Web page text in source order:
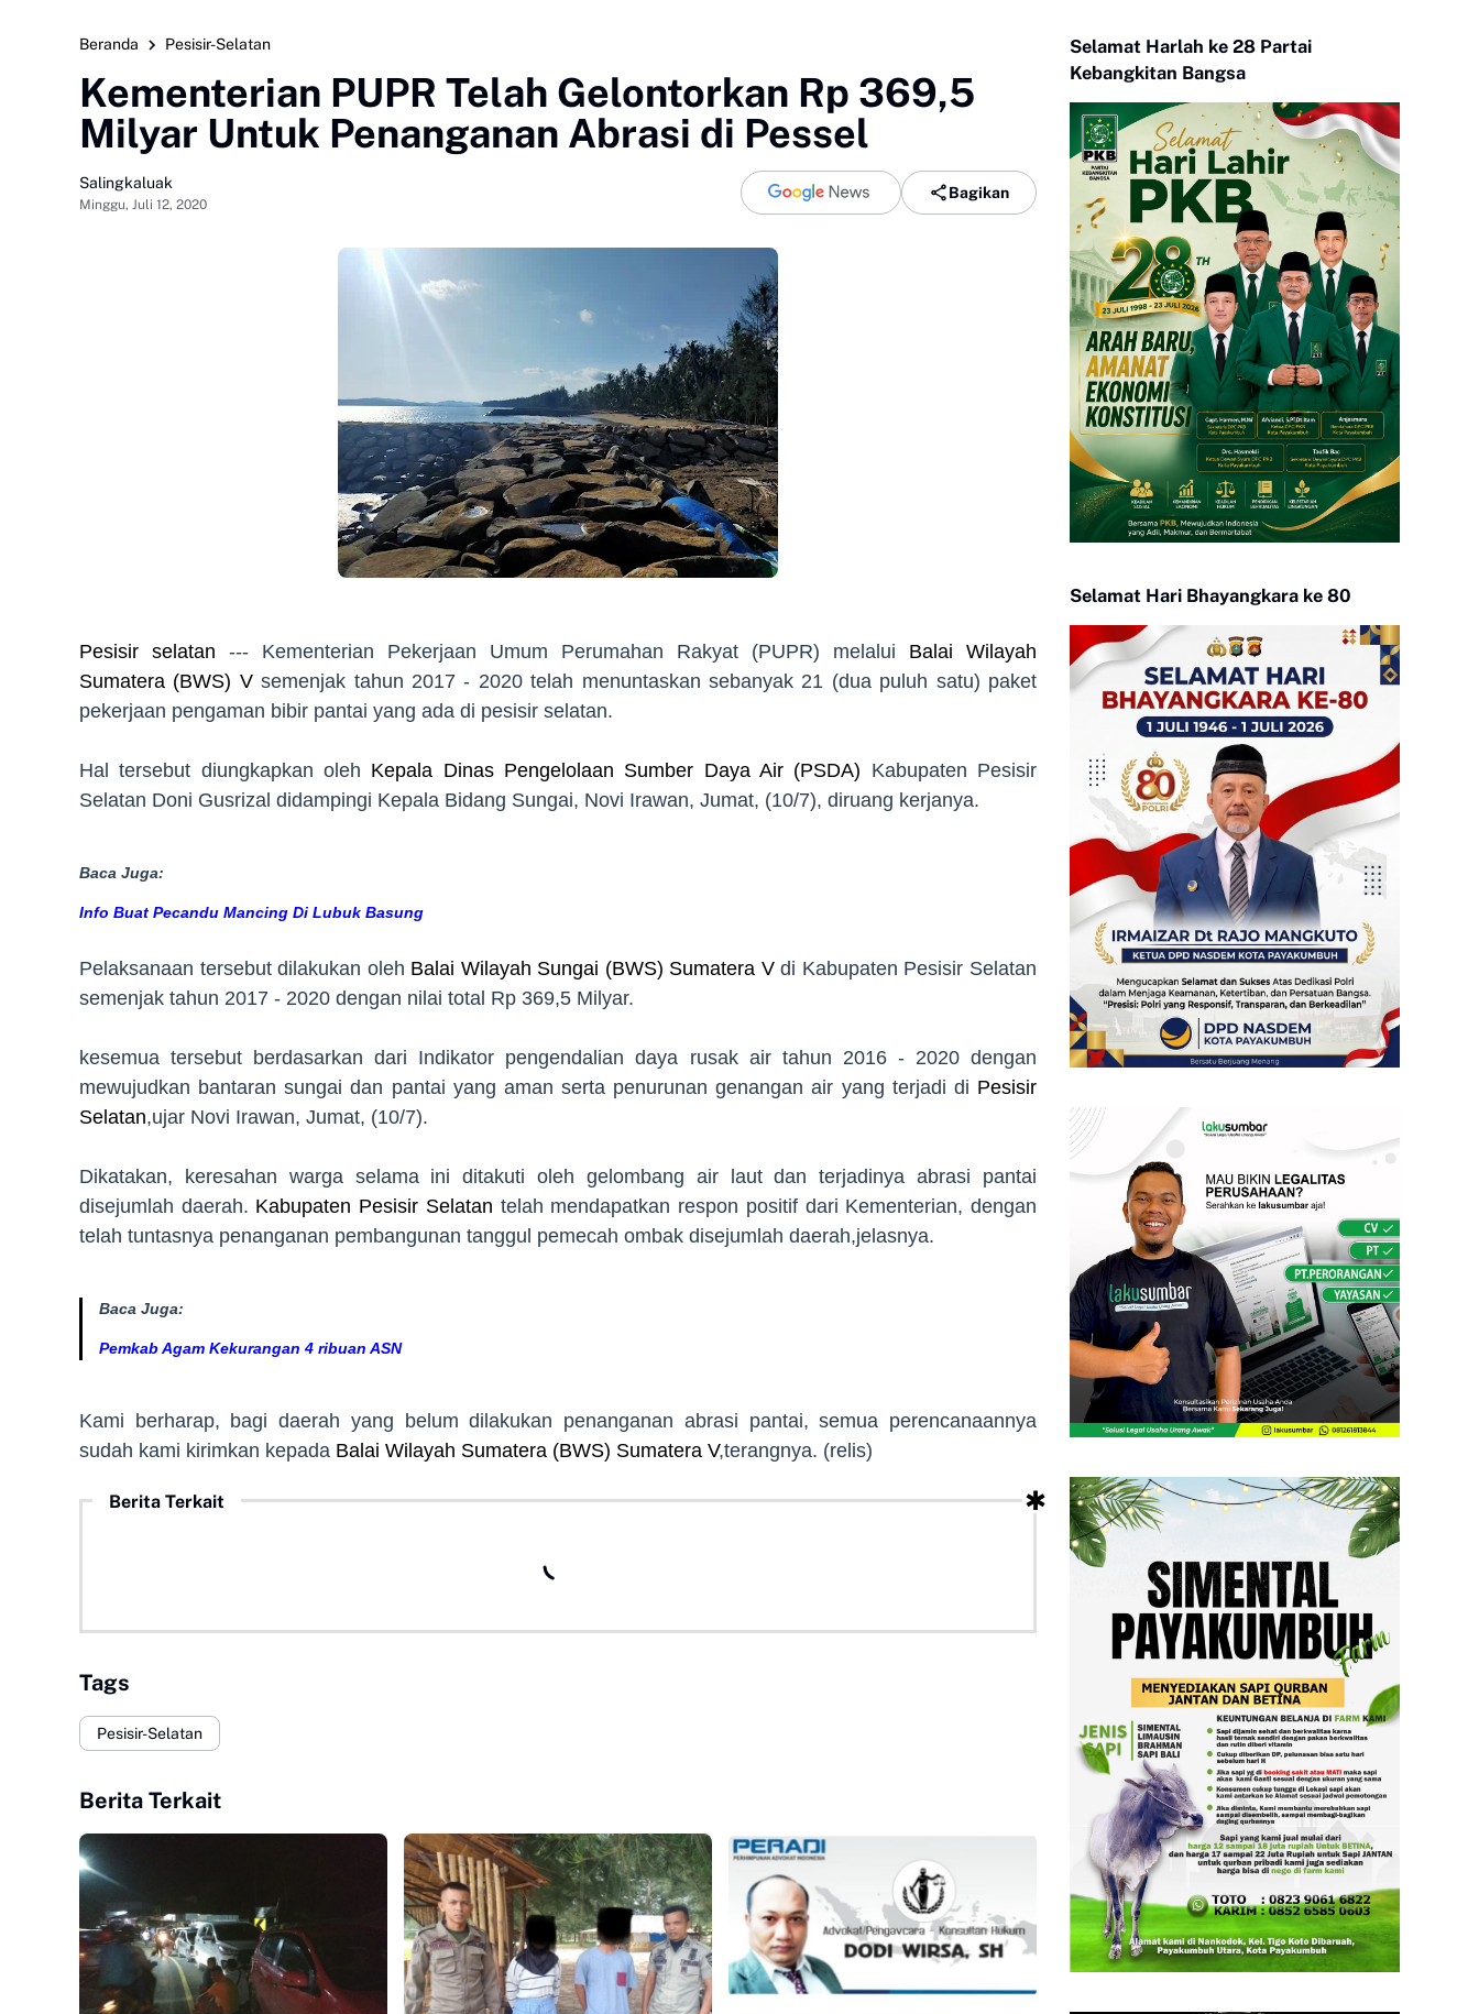
Beranda Pesisir-Selatan
Kementerian PUPR Telah Gelontorkan Rp 369,5
Milyar Untuk Penanganan Abrasi di Pessel
Salingkaluak
Minggu, Juli 12, 2020
Bagikan
Pesisir selatan --- Kementerian Pekerjaan Umum Perumahan Rakyat (PUPR) melalui Balai Wilayah
Sumatera (BWS) Vsemenjak tahun 2017 - 2020 telah menuntaskan sebanyak 21 (dua puluh satu) paket
pekerjaan pengaman bibir pantai yang ada di pesisir selatan.
Hal tersebut diungkapkan oleh Kepala Dinas Pengelolaan Sumber Daya Air (PSDA) Kabupaten Pesisir
Selatan Doni Gusrizal didampingi Kepala Bidang Sungai, Novi Irawan, Jumat, (10/7), diruang kerjanya.
Baca Juga:
Info Buat Pecandu Mancing Di Lubuk Basung
Pelaksanaan tersebut dilakukan oleh Balai Wilayah Sungai (BWS) Sumatera Vdi Kabupaten Pesisir Selatan
semenjak tahun 2017 - 2020 dengan nilai total Rp 369,5 Milyar.
kesemua tersebut berdasarkan dari Indikator pengendalian daya rusak air tahun 2016 - 2020 dengan
mewujudkan bantaran sungai dan pantai yang aman serta penurunan genangan air yang terjadi di Pesisir
Selatan,ujar Novi Irawan, Jumat, (10/7).
Dikatakan, keresahan warga selama ini ditakuti oleh gelombang air laut dan terjadinya abrasi pantai
disejumlah daerah. Kabupaten Pesisir Selatan telah mendapatkan respon positif dari Kementerian, dengan
telah tuntasnya penanganan pembangunan tanggul pemecah ombak disejumlah daerah,jelasnya.
Baca Juga:
Pemkab Agam Kekurangan 4 ribuan ASN
Kami berharap, bagi daerah yang belum dilakukan penanganan abrasi pantai, semua perencanaannya
sudah kami kirimkan kepada Balai Wilayah Sumatera (BWS) Sumatera V,terangnya. (relis)
Berita Terkait
Tags
Pesisir-Selatan
Berita Terkait
Selamat Harlah ke 28 Partai
Kebangkitan Bangsa
Selamat Hari Bhayangkara ke 80